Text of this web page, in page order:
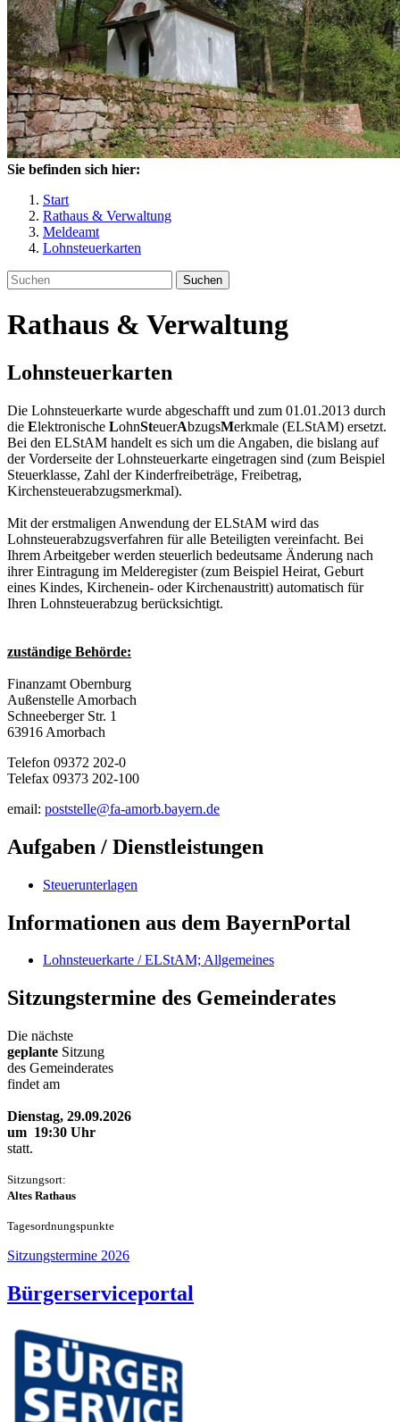
Sie befinden sich hier:
Start
Rathaus & Verwaltung
Meldeamt
Lohnsteuerkarten
Suchen
Rathaus & Verwaltung
Lohnsteuerkarten
Die Lohnsteuerkarte wurde abgeschafft und zum 01.01.2013 durch
die Elektronische LohnSteuerAbzugsMerkmale (ELStAM) ersetzt.
Bei den ELStAM handelt es sich um die Angaben, die bislang auf
der Vorderseite der Lohnsteuerkarte eingetragen sind (zum Beispiel
Steuerklasse, Zahl der Kinderfreibeträge, Freibetrag,
Kirchensteuerabzugsmerkmal).
Mit der erstmaligen Anwendung der ELStAM wird das
Lohnsteuerabzugsverfahren für alle Beteiligten vereinfacht. Bei
Ihrem Arbeitgeber werden steuerlich bedeutsame Änderung nach
ihrer Eintragung im Melderegister (zum Beispiel Heirat, Geburt
eines Kindes, Kirchenein- oder Kirchenaustritt) automatisch für
Ihren Lohnsteuerabzug berücksichtigt.
zuständige Behörde:
Finanzamt Obernburg
Außenstelle Amorbach
Schneeberger Str. 1
63916 Amorbach
Telefon 09372 202-0
Telefax 09373 202-100
email: poststelle@fa-amorb.bayern.de
Aufgaben / Dienstleistungen
Steuerunterlagen
Informationen aus dem BayernPortal
Lohnsteuerkarte / ELStAM; Allgemeines
Sitzungstermine des Gemeinderates
Die nächste
geplante Sitzung
des Gemeinderates
findet am
Dienstag, 29.09.2026
um 19:30 Uhr
statt.
Sitzungsort:
Altes Rathaus
Tagesordnungspunkte
Sitzungstermine 2026
Bürgerserviceportal